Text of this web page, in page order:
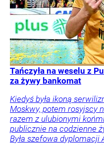
Tańczyła na weselu z
za żywy bankomat
Kiedyś była ikoną
Moskwy, potem rosyjscy
razem z ulubionymi
publicznie na codzienne
Była szefowa